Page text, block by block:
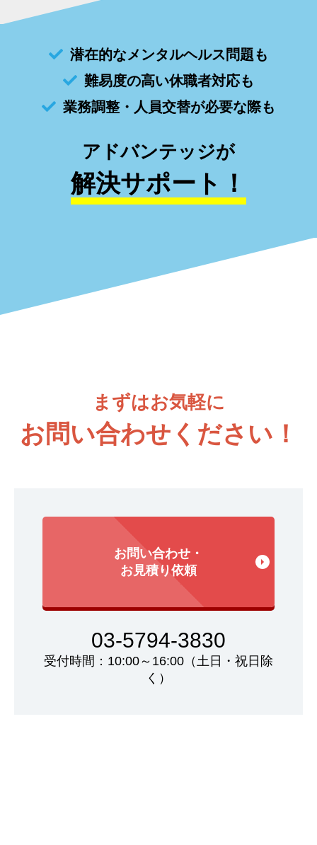
潜在的なメンタルヘルス問題も
難易度の高い休職者対応も
業務調整・人員交替が必要な際も
アドバンテッジが
解決サポート！
まずはお気軽に
お問い合わせください！
お問い合わせ・
お見積り依頼
03-5794-3830
受付時間：10:00～16:00（土日・祝日除
く）